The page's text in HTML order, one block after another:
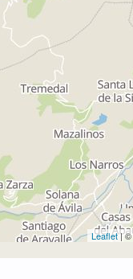
Leaflet| ©